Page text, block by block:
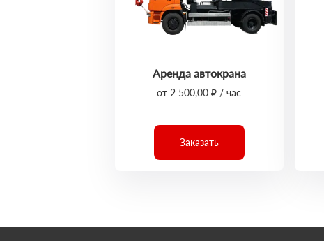
Аренда автокрана
от 2 500,00 ₽ / час
Заказать